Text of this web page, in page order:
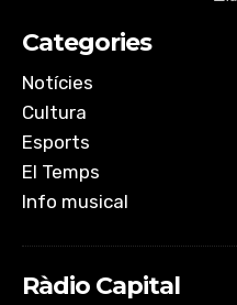
Categories
Notícies
Cultura
Esports
El Temps
Info musical
Ràdio Capital